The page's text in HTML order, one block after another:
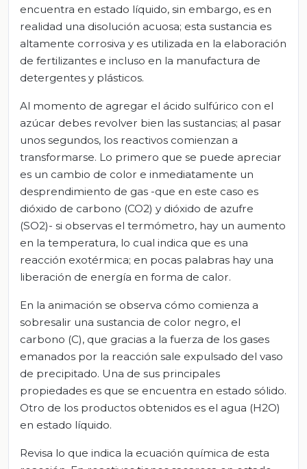
encuentra en estado líquido, sin embargo, es en
realidad una disolución acuosa; esta sustancia es
altamente corrosiva y es utilizada en la elaboración
de fertilizantes e incluso en la manufactura de
detergentes y plásticos.
Al momento de agregar el ácido sulfúrico con el
azúcar debes revolver bien las sustancias; al pasar
unos segundos, los reactivos comienzan a
transformarse. Lo primero que se puede apreciar
es un cambio de color e inmediatamente un
desprendimiento de gas -que en este caso es
dióxido de carbono (CO2) y dióxido de azufre
(SO2)- si observas el termómetro, hay un aumento
en la temperatura, lo cual indica que es una
reacción exotérmica; en pocas palabras hay una
liberación de energía en forma de calor.
En la animación se observa cómo comienza a
sobresalir una sustancia de color negro, el
carbono (C), que gracias a la fuerza de los gases
emanados por la reacción sale expulsado del vaso
de precipitado. Una de sus principales
propiedades es que se encuentra en estado sólido.
Otro de los productos obtenidos es el agua (H2O)
en estado líquido.
Revisa lo que indica la ecuación química de esta